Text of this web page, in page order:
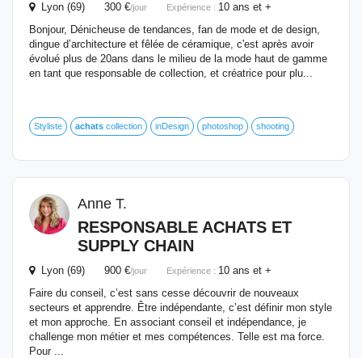
Lyon (69) 300 €/jour Expérience : 10 ans et +
Bonjour, Dénicheuse de tendances, fan de mode et de design,
dingue d’architecture et fêlée de céramique, c'est après avoir
évolué plus de 20ans dans le milieu de la mode haut de gamme
en tant que responsable de collection, et créatrice pour plu...
Styliste achats collection inDesign photoshop shooting
Anne T.
RESPONSABLE ACHATS ET
SUPPLY CHAIN
Lyon (69) 900 €/jour Expérience : 10 ans et +
Faire du conseil, c’est sans cesse découvrir de nouveaux
secteurs et apprendre. Être indépendante, c’est définir mon style
et mon approche. En associant conseil et indépendance, je
challenge mon métier et mes compétences. Telle est ma force.
Pour ...